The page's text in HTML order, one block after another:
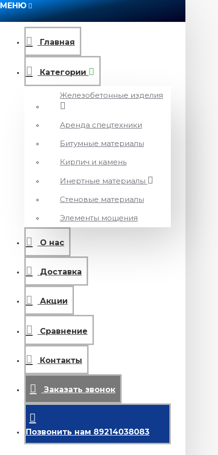
МЕНЮ
Главная
Категории
Железобетонные изделия
Аренда спецтехники
Битумные материалы
Кирпич и камень
Инертные материалы
Стеновые материалы
Элементы мощения
О нас
Доставка
Акции
Сравнение
Контакты
Заказать звонок
Позвонить нам 89214038083